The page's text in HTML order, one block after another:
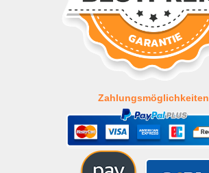
Zahlungsmöglichkeiten